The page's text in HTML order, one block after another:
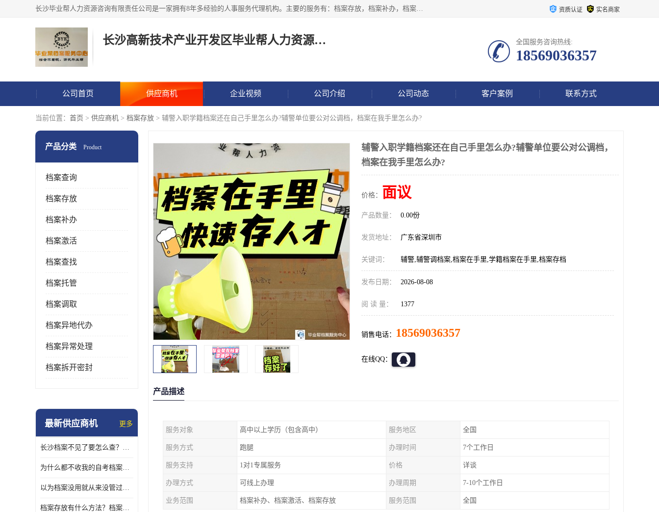
长沙毕业帮人力资源咨询有限责任公司是一家拥有8年多经验的人事服务代理机构。主要的服务有：档案存放，档案补办，档案激活，档案查询，档案查找，档案托管，档案调取，档案异地代办，档案异常处理 等；提供毕业档案处理、人事档案服务、商务代理代办、个人档案等服务，同时办事过程全程与客户沟通，确保真实、安全、可靠！ 资质认证 实名商家
长沙高新技术产业开发区毕业帮人力资源咨询有限责任公司 全国服务咨询热线:
18569036357
公司首页 供应商机 企业视频 公司介绍 公司动态 客户案例 联系方式
当前位置： 首页 > 供应商机 > 档案存放 > 辅警入职学籍档案还在自己手里怎么办?辅警单位要公对公调档，档案在我手里怎么办?
产品分类 Product
档案查询
档案存放
档案补办
档案激活
档案查找
档案托管
档案调取
档案异地代办
档案异常处理
档案拆开密封
最新供应商机 更多
长沙档案不见了要怎么查？档案查询 档案补办
为什么都不收我的自考档案？自考档案怎么存档？
以为档案没用就从来没管过，现在要用档案该怎么办？
档案存放有什么方法？档案在手里为什么不能用
辅警入职学籍档案还在自己手里怎么办?辅警单位要公对公调档，
档案在我手里怎么办?
价格： 面议
产品数量： 0.00份
发货地址： 广东省深圳市
关键词： 辅警,辅警调档案,档案在手里,学籍档案在手里,档案存档
发布日期： 2026-08-08
阅 读 量： 1377
销售电话： 18569036357
在线QQ：
产品描述
服务对象 高中以上学历（包含高中） 服务地区 全国
服务方式 跑腿 办理时间 7个工作日
服务支持 1对1专属服务 价格 详谈
办理方式 可线上办理 办理周期 7-10个工作日
业务范围 档案补办、档案激活、档案存放 服务范围 全国